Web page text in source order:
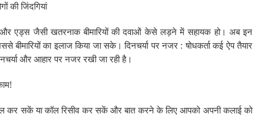
की जिंदगियां
और एड्स जैसी खतरनाक बीमारियों की दवाओं केसे लड़ने में सहायक हो। अब इन
बीमारियों का इलाज किया जा सके। दिनचर्या पर नजर : षोधकर्ता कई ऐप तैयार
और आहार पर नजर रखी जा रही है।
कर सकें या कॉल रिसीव कर सकें और बात करने के लिए आपको अपनी कलाई को